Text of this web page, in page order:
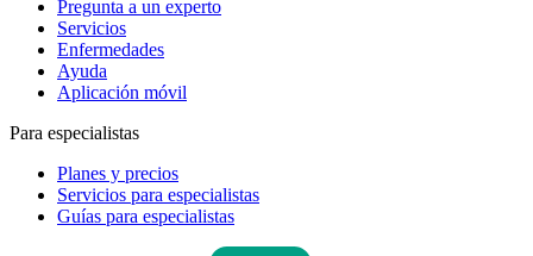
Pregunta a un experto
Servicios
Enfermedades
Ayuda
Aplicación móvil
Para especialistas
Planes y precios
Servicios para especialistas
Guías para especialistas